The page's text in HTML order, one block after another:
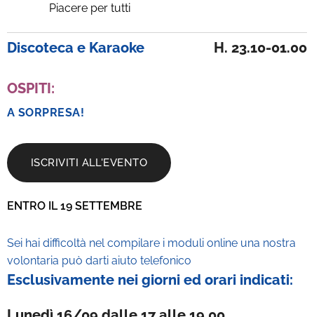
Piacere per tutti
Discoteca e Karaoke H. 23.10-01.00
OSPITI:
A SORPRESA!
ISCRIVITI ALL'EVENTO
ENTRO IL 19 SETTEMBRE
Sei hai difficoltà nel compilare i moduli online una nostra
volontaria può darti aiuto telefonico
Esclusivamente nei giorni ed orari indicati: